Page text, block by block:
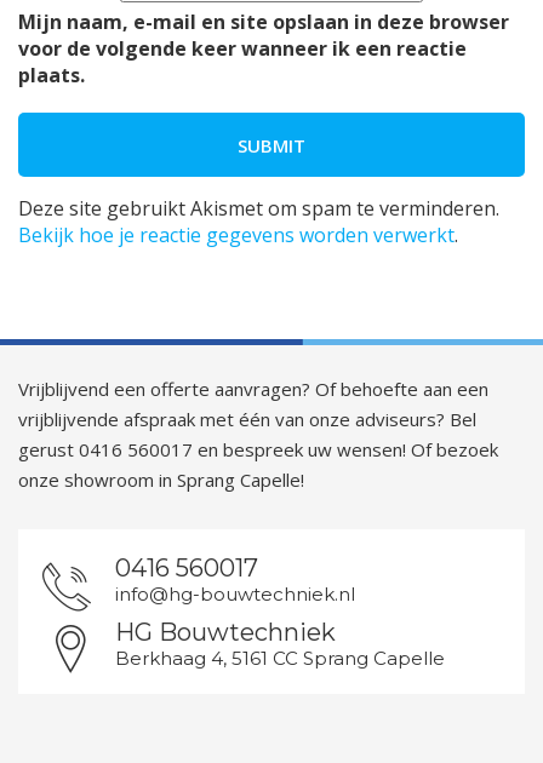
Mijn naam, e-mail en site opslaan in deze browser
voor de volgende keer wanneer ik een reactie
plaats.
Deze site gebruikt Akismet om spam te verminderen.
Bekijk hoe je reactie gegevens worden verwerkt.
Vrijblijvend een offerte aanvragen? Of behoefte aan een
vrijblijvende afspraak met één van onze adviseurs? Bel
gerust 0416 560017 en bespreek uw wensen! Of bezoek
onze showroom in Sprang Capelle!
0416 560017
info@hg-bouwtechniek.nl
HG Bouwtechniek
Berkhaag 4, 5161 CC Sprang Capelle